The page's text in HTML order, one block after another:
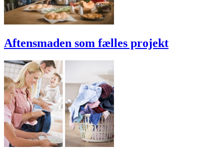
Aftensmaden som fælles projekt